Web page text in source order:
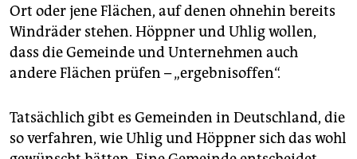
Ort oder jene Flächen, auf denen ohnehin bereits
Windräder stehen. Höppner und Uhlig wollen,
dass die Gemeinde und Unternehmen auch
andere Flächen prüfen – „ergebnisoffen“.
Tatsächlich gibt es Gemeinden in Deutschland, die
so verfahren, wie Uhlig und Höppner sich das wohl